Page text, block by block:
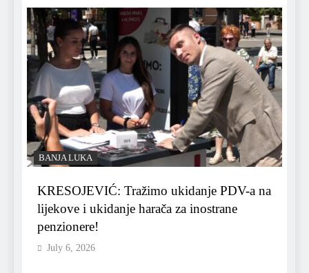
BANJA LUKA
KRESOJEVIĆ: Tražimo ukidanje PDV-a na
lijekove i ukidanje harača za inostrane
penzionere!
July 6, 2026